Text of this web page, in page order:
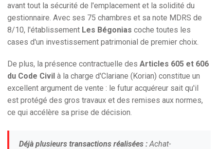
avant tout la sécurité de l'emplacement et la solidité du
gestionnaire. Avec ses 75 chambres et sa note MDRS de
8/10, l'établissement Les Bégonias coche toutes les
cases d'un investissement patrimonial de premier choix.
De plus, la présence contractuelle des Articles 605 et 606
du Code Civil à la charge d'Clariane (Korian) constitue un
excellent argument de vente : le futur acquéreur sait qu'il
est protégé des gros travaux et des remises aux normes,
ce qui accélère sa prise de décision.
Déjà plusieurs transactions réalisées : Achat-